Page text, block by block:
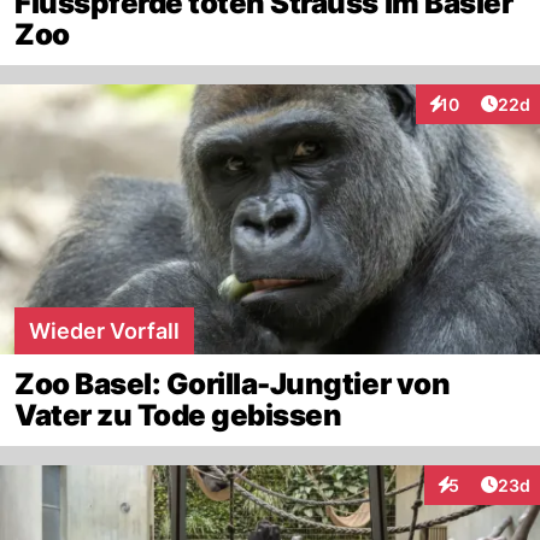
Zoo
10
Interaktionen
22d
Wieder Vorfall
Zoo Basel: Gorilla-Jungtier von
Vater zu Tode gebissen
5
Interaktionen
23d